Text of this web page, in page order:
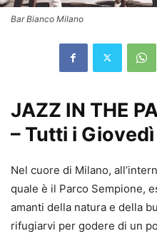
Bar Bianco Milano
JAZZ IN THE
– Tutti i Giovedì
Nel cuore di Milano,
quale è il Parco Sempione,
amanti della natura e della
rifugiarvi per godere di un